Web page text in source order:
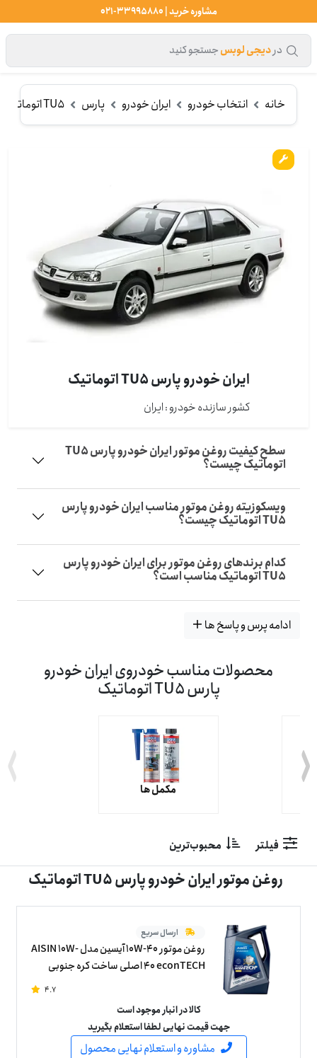
مشاوره خرید | 33995880-021
دردیجی لوبسجستجو کنید
خانه انتخاب خودرو ایران خودرو پارس TU5 اتوماتیک
ایران خودرو پارس TU5 اتوماتیک
کشور سازنده خودرو : ايران
سطح کیفیت روغن موتور ایران خودرو پارس TU5
اتوماتیک چیست؟
ویسکوزیته روغن موتور مناسب ایران خودرو پارس
TU5 اتوماتیک چیست؟
کدام برندهای روغن موتور برای ایران خودرو پارس
TU5 اتوماتیک مناسب است؟
ادامه پرس و پاسخ ها
محصولات مناسب خودروی ایران خودرو
پارس TU5 اتوماتیک
مکمل ها
فیلتر محبوب‌ترین
روغن موتور ایران خودرو پارس TU5 اتوماتیک
ارسال سریع
روغن موتور 10W-40 آیسین مدل AISIN 10W-
40 econTECH اصلی ساخت کره جنوبی
4.7
کالا در انبار موجود است
جهت قیمت نهایی لطفا استعلام بگیرید
مشاوره و استعلام نهایی محصول